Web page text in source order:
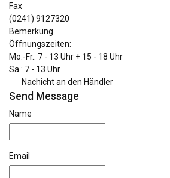
Fax
(0241) 9127320
Bemerkung
Öffnungszeiten:
Mo.-Fr.: 7 - 13 Uhr + 15 - 18 Uhr
Sa.: 7 - 13 Uhr
Nachicht an den Händler
Send Message
Name
Email